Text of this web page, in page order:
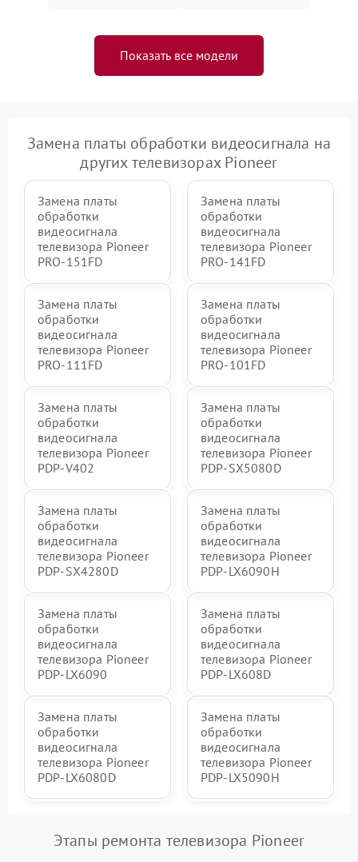
Показать все модели
Замена платы обработки видеосигнала на
других телевизорах Pioneer
Замена платы
обработки
видеосигнала
телевизора Pioneer
PRO-151FD
Замена платы
обработки
видеосигнала
телевизора Pioneer
PRO-141FD
Замена платы
обработки
видеосигнала
телевизора Pioneer
PRO-111FD
Замена платы
обработки
видеосигнала
телевизора Pioneer
PRO-101FD
Замена платы
обработки
видеосигнала
телевизора Pioneer
PDP-V402
Замена платы
обработки
видеосигнала
телевизора Pioneer
PDP-SX5080D
Замена платы
обработки
видеосигнала
телевизора Pioneer
PDP-SX4280D
Замена платы
обработки
видеосигнала
телевизора Pioneer
PDP-LX6090H
Замена платы
обработки
видеосигнала
телевизора Pioneer
PDP-LX6090
Замена платы
обработки
видеосигнала
телевизора Pioneer
PDP-LX608D
Замена платы
обработки
видеосигнала
телевизора Pioneer
PDP-LX6080D
Замена платы
обработки
видеосигнала
телевизора Pioneer
PDP-LX5090H
Этапы ремонта телевизора Pioneer